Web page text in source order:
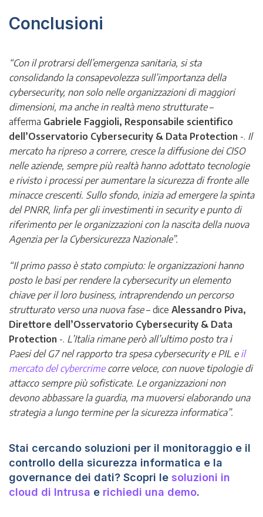
Conclusioni
“Con il protrarsi dell’emergenza sanitaria, si sta
consolidando la consapevolezza sull’importanza della
cybersecurity, non solo nelle organizzazioni di maggiori
dimensioni, ma anche in realtà meno strutturate–
afferma Gabriele Faggioli, Responsabile scientifico
dell’Osservatorio Cybersecurity & Data Protection -. Il
mercato ha ripreso a correre, cresce la diffusione dei CISO
nelle aziende, sempre più realtà hanno adottato tecnologie
e rivisto i processi per aumentare la sicurezza di fronte alle
minacce crescenti. Sullo sfondo, inizia ad emergere la spinta
del PNRR, linfa per gli investimenti in security e punto di
riferimento per le organizzazioni con la nascita della nuova
Agenzia per la Cybersicurezza Nazionale”.
“Il primo passo è stato compiuto: le organizzazioni hanno
posto le basi per rendere la cybersecurity un elemento
chiave per il loro business, intraprendendo un percorso
strutturato verso una nuova fase– dice Alessandro Piva,
Direttore dell’Osservatorio Cybersecurity & Data
Protection -. L’Italia rimane però all’ultimo posto tra i
Paesi del G7 nel rapporto tra spesa cybersecurity e PIL e il
mercato del cybercrimecorre veloce, con nuove tipologie di
attacco sempre più sofisticate. Le organizzazioni non
devono abbassare la guardia, ma muoversi elaborando una
strategia a lungo termine per la sicurezza informatica”.
Stai cercando soluzioni per il monitoraggio e il
controllo della sicurezza informatica e la
governance dei dati? Scopri le soluzioni in
cloud di Intrusa e richiedi una demo.